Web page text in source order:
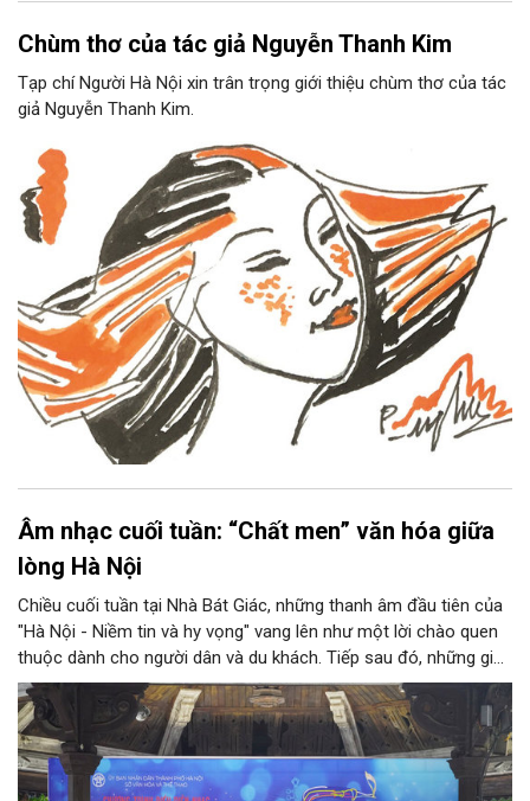
Chùm thơ của tác giả Nguyễn Thanh Kim
Tạp chí Người Hà Nội xin trân trọng giới thiệu chùm thơ của tác
giả Nguyễn Thanh Kim.
Âm nhạc cuối tuần: “Chất men” văn hóa giữa
lòng Hà Nội
Chiều cuối tuần tại Nhà Bát Giác, những thanh âm đầu tiên của
"Hà Nội - Niềm tin và hy vọng" vang lên như một lời chào quen
thuộc dành cho người dân và du khách. Tiếp sau đó, những giai
điệu jazz kinh điển của thế giới lần lượt cất lên qua phần biểu
diễn của NSƯT Quyền Văn Minh và các nghệ sĩ Bình Minh Jazz
Club, mở ra một không gian âm nhạc giàu cảm xúc ngay giữa
trung tâm Thủ đô.